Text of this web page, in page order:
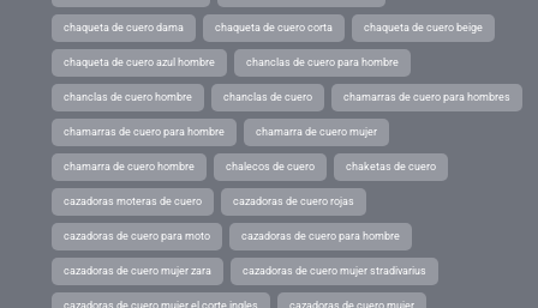
chaqueta de cuero dama chaqueta de cuero corta chaqueta de cuero beige
chaqueta de cuero azul hombre chanclas de cuero para hombre
chanclas de cuero hombre chanclas de cuero chamarras de cuero para hombres
chamarras de cuero para hombre chamarra de cuero mujer
chamarra de cuero hombre chalecos de cuero chaketas de cuero
cazadoras moteras de cuero cazadoras de cuero rojas
cazadoras de cuero para moto cazadoras de cuero para hombre
cazadoras de cuero mujer zara cazadoras de cuero mujer stradivarius
cazadoras de cuero mujer el corte ingles cazadoras de cuero mujer